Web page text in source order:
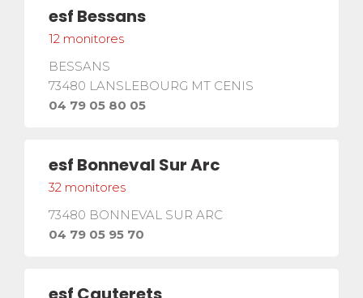
esf Bessans
12 monitores
BESSANS
73480 LANSLEBOURG MT CENIS
04 79 05 80 05
esf Bonneval Sur Arc
32 monitores
73480 BONNEVAL SUR ARC
04 79 05 95 70